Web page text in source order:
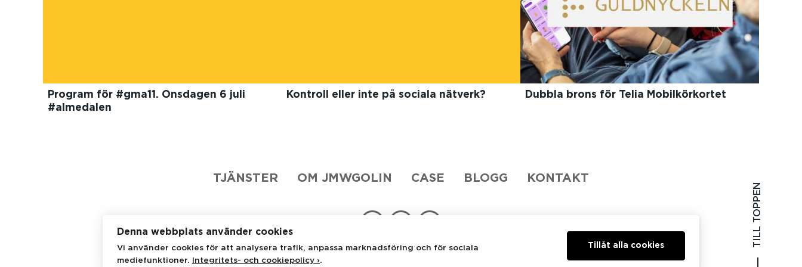
Program för #gma11. Onsdagen 6 juli
#almedalen
Kontroll eller inte på sociala nätverk? Dubbla brons för Telia Mobilkörkortet
TJÄNSTER OM JMWGOLIN CASE BLOGG KONTAKT
JMWGolin Stureplan 4C
TILL TOPPEN
Denna webbplats använder cookies
Vi använder cookies för att analysera trafik, anpassa marknadsföring och för sociala
mediefunktioner.
Integritets- och cookiepolicy ›.
Tillåt alla cookies